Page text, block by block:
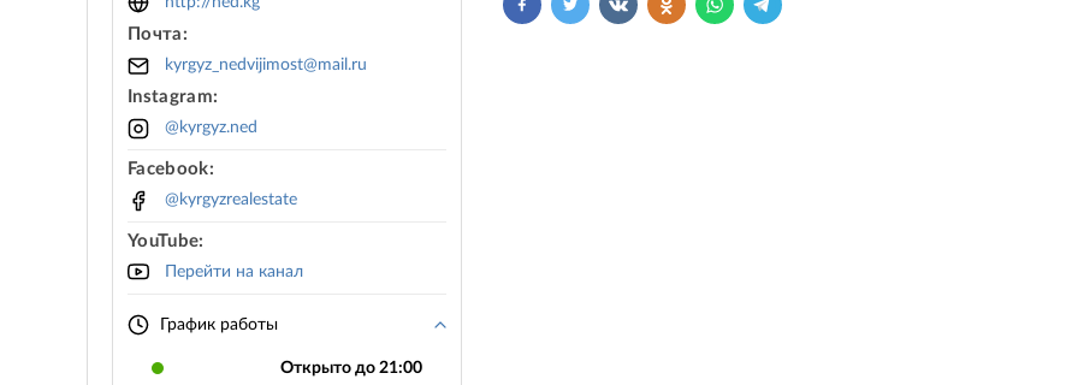
Почта:
kyrgyz_nedvijimost@mail.ru
Instagram:
@kyrgyz.ned
Facebook:
@kyrgyzrealestate
YouTube:
Перейти на канал
График работы
Открыто до 21:00